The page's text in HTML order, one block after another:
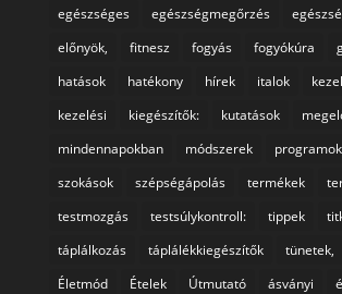
egészséges
egészségmegőrzés
előnyök,
fitnesz fogyás fogyókúra
hatások
hatékony hírek italok
kezelési
kiegészítők: kutatások
mindennapokban
módszerek programok
szokások
szépségápolás termékek
testmozgás
testsúlykontroll: tippek
táplálkozás
táplálékkiegészítők tünetek,
Életmód
Ételek Útmutató ásványi